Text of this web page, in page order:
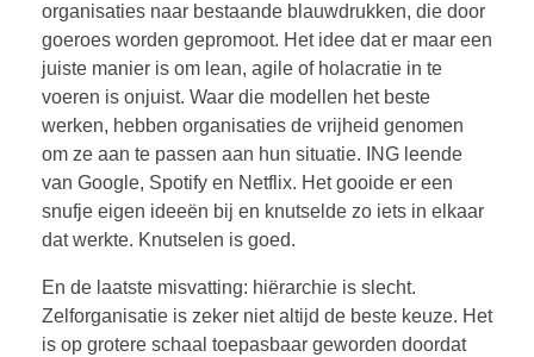
organisaties naar bestaande blauwdrukken, die door
goeroes worden gepromoot. Het idee dat er maar een
juiste manier is om lean, agile of holacratie in te
voeren is onjuist. Waar die modellen het beste
werken, hebben organisaties de vrijheid genomen
om ze aan te passen aan hun situatie. ING leende
van Google, Spotify en Netflix. Het gooide er een
snufje eigen ideeën bij en knutselde zo iets in elkaar
dat werkte. Knutselen is goed.
En de laatste misvatting: hiërarchie is slecht.
Zelforganisatie is zeker niet altijd de beste keuze. Het
is op grotere schaal toepasbaar geworden doordat